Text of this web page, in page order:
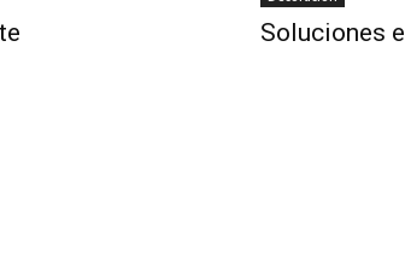
Soluciones